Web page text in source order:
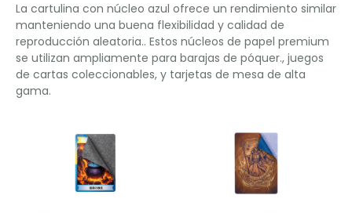
La cartulina con núcleo azul ofrece un rendimiento similar
manteniendo una buena flexibilidad y calidad de
reproducción aleatoria.. Estos núcleos de papel premium
se utilizan ampliamente para barajas de póquer., juegos
de cartas coleccionables, y tarjetas de mesa de alta
gama.